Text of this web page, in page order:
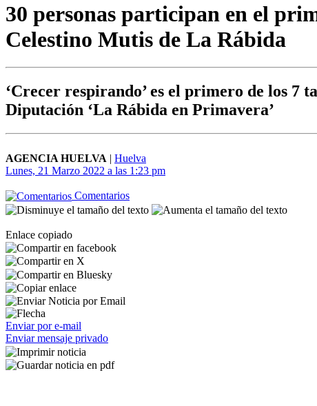
30 personas participan en el
Celestino Mutis de La Rábida
‘Crecer respirando’ es el primero de los 7
Diputación ‘La Rábida en Primavera’
AGENCIA HUELVA | Huelva
Lunes, 21 Marzo 2022 a las 1:23 pm
Comentarios
Enlace copiado
Enviar por e-mail
Enviar mensaje privado